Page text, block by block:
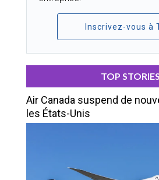
Inscrivez-vous à
TOP STORIES
Air Canada suspend de
les États-Unis